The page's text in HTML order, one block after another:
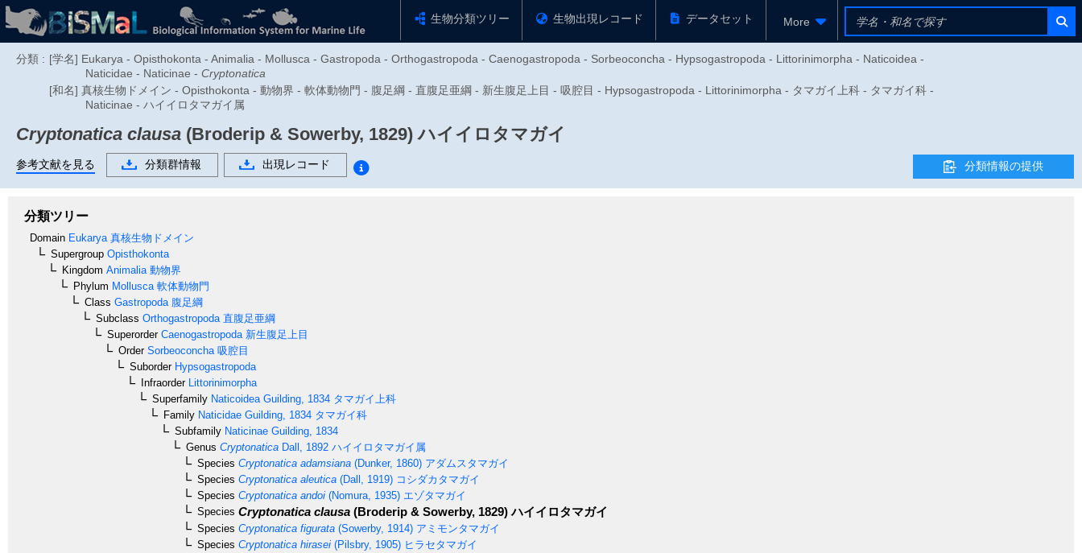
生物分類ツリー 生物出現レコード データセット More
分類 : [学名] Eukarya - Opisthokonta - Animalia - Mollusca - Gastropoda - Orthogastropoda - Caenogastropoda - Sorbeoconcha - Hypsogastropoda - Littorinimorpha - Naticoidea -
Naticidae - Naticinae - Cryptonatica
[和名] 真核生物ドメイン - Opisthokonta - 動物界 - 軟体動物門 - 腹足綱 - 直腹足亜綱 - 新生腹足上目 - 吸腔目 - Hypsogastropoda - Littorinimorpha - タマガイ上科 - タマガイ科 -
Naticinae - ハイイロタマガイ属
Cryptonatica clausa (Broderip & Sowerby, 1829) ハイイロタマガイ
参考文献を見る 分類群情報 出現レコード 分類情報の提供
分類ツリー
Domain Eukarya 真核生物ドメイン
Supergroup Opisthokonta
Kingdom Animalia 動物界
Phylum Mollusca 軟体動物門
Class Gastropoda 腹足綱
Subclass Orthogastropoda 直腹足亜綱
SuperorderCaenogastropoda 新生腹足上目
OrderSorbeoconcha 吸腔目
SuborderHypsogastropoda
InfraorderLittorinimorpha
Superfamily Naticoidea Guilding, 1834 タマガイ上科
Family Naticidae Guilding, 1834 タマガイ科
Subfamily Naticinae Guilding, 1834
Genus Cryptonatica Dall, 1892 ハイイロタマガイ属
Species Cryptonatica adamsiana (Dunker, 1860) アダムスタマガイ
Species Cryptonatica aleutica (Dall, 1919) コシダカタマガイ
Species Cryptonatica andoi (Nomura, 1935) エゾタマガイ
Species Cryptonatica clausa (Broderip & Sowerby, 1829)ハイイロタマガイ
Species Cryptonatica figurata (Sowerby, 1914) アミモンタマガイ
Species Cryptonatica hirasei (Pilsbry, 1905) ヒラセタマガイ